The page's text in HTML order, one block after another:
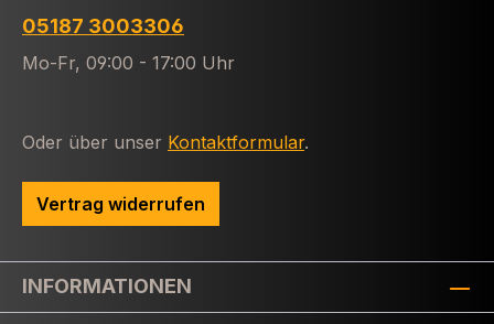
05187 3003306
Mo-Fr, 09:00 - 17:00 Uhr
Oder über unser Kontaktformular.
Vertrag widerrufen
INFORMATIONEN